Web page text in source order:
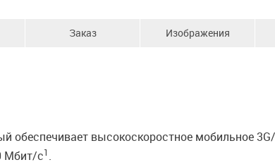
Заказ Изображения
высокоскоростное мобильное
Мбит/с1 .